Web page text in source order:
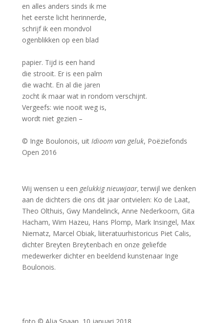
en alles anders sinds ik me
het eerste licht herinnerde,
schrijf ik een mondvol
ogenblikken op een blad
papier. Tijd is een hand
die strooit. Er is een palm
die wacht. En al die jaren
zocht ik maar wat in rondom verschijnt.
Vergeefs: wie nooit weg is,
wordt niet gezien –
© Inge Boulonois, uit Idioom van geluk, Poëziefonds
Open 2016
Wij wensen u een gelukkig nieuwjaar, terwijl we denken
aan de dichters die ons dit jaar ontvielen: Ko de Laat,
Theo Olthuis, Gwy Mandelinck, Anne Nederkoorn, Gita
Hacham, Wim Hazeu, Hans Plomp, Mark Insingel, Max
Niematz, Marcel Obiak, liiteratuurhistoricus Piet Calis,
dichter Breyten Breytenbach en onze geliefde
medewerker dichter en beeldend kunstenaar Inge
Boulonois.